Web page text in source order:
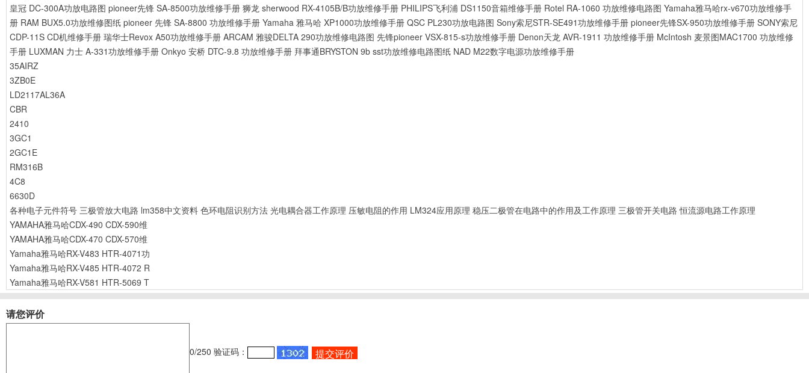
皇冠 DC-300A功放电路图 pioneer先锋 SA-8500功放维修手册 狮龙 sherwood RX-4105B/B功放维修手册 PHILIPS飞利浦 DS1150音箱维修手册 Rotel RA-1060 功放维修电路图 Yamaha雅马哈rx-v670功放维修手
册 RAM BUX5.0功放维修图纸 pioneer 先锋 SA-8800 功放维修手册 Yamaha 雅马哈 XP1000功放维修手册 QSC PL230功放电路图 Sony索尼STR-SE491功放维修手册 pioneer先锋SX-950功放维修手册 SONY索尼
CDP-11S CD机维修手册 瑞华士Revox A50功放维修手册 ARCAM 雅骏DELTA 290功放维修电路图 先锋pioneer VSX-815-s功放维修手册 Denon天龙 AVR-1911 功放维修手册 McIntosh 麦景图MAC1700 功放维修
手册 LUXMAN 力士 A-331功放维修手册 Onkyo 安桥 DTC-9.8 功放维修手册 拜事通BRYSTON 9b sst功放维修电路图纸 NAD M22数字电源功放维修手册
35AIRZ
3ZB0E
LD2117AL36A
CBR
2410
3GC1
2GC1E
RM316B
4C8
6630D
各种电子元件符号 三极管放大电路 lm358中文资料 色环电阻识别方法 光电耦合器工作原理 压敏电阻的作用 LM324应用原理 稳压二极管在电路中的作用及工作原理 三极管开关电路 恒流源电路工作原理
YAMAHA雅马哈CDX-490 CDX-590维
YAMAHA雅马哈CDX-470 CDX-570维
Yamaha雅马哈RX-V483 HTR-4071功
Yamaha雅马哈RX-V485 HTR-4072 R
Yamaha雅马哈RX-V581 HTR-5069 T
请您评价
0/250 验证码：